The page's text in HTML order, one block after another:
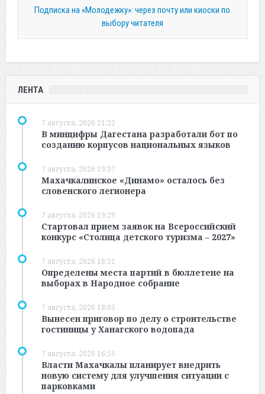
Подписка на «Молодежку»: через почту или киоски по
выбору читателя
ЛЕНТА
7 августа, 2026 21:22
В минцифры Дагестана разработали бот по
созданию корпусов национальных языков
7 августа, 2026 19:37
Махачкалинское «Динамо» осталось без
словенского легионера
7 августа, 2026 19:29
Стартовал прием заявок на Всероссийский
конкурс «Столица детского туризма – 2027»
7 августа, 2026 18:51
Определены места партий в бюллетене на
выборах в Народное собрание
7 августа, 2026 18:05
Вынесен приговор по делу о строительстве
гостиницы у Ханагского водопада
7 августа, 2026 16:55
Власти Махачкалы планирует внедрить
новую систему для улучшения ситуации с
парковками